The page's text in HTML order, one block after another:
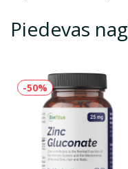
Piedevas
-50%